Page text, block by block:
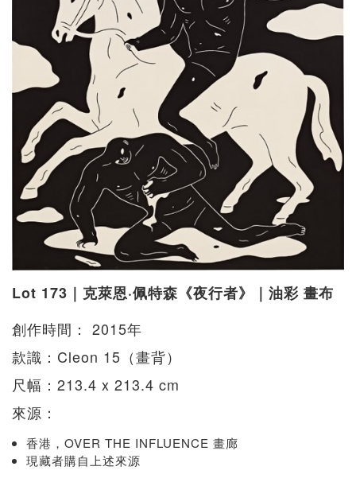
Lot 173｜克萊恩·佩特森《夜行者》｜油彩 畫布
創作時間： 2015年
款識：Cleon 15（畫背）
尺幅：213.4 x 213.4 cm
來源：
香港，OVER THE INFLUENCE 畫廊
現藏者購自上述來源